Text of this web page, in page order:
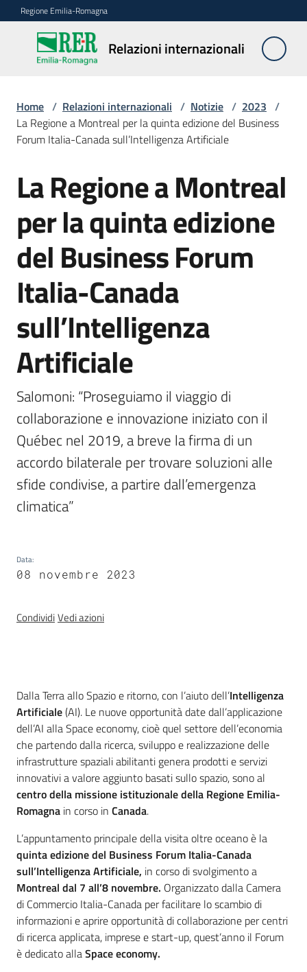
Vai al contenuto
Vai alla navigazione
Vai al footer
Regione Emilia-Romagna
Relazioni internazionali
Relazioni
internazionali
Attività
Bandi
Ambiti
English
Regione
Emilia-
Romagna
Regione
Servizi
Home / Relazioni internazionali / Notizie / 2023 /
La Regione a Montreal per la quinta edizione del Business
Forum Italia-Canada sull’Intelligenza Artificiale
Salta al contenuto
La Regione a Montreal
per la quinta edizione
del Business Forum
Italia-Canada
sull’Intelligenza
Artificiale
Salomoni: “Proseguiamo il viaggio di
collaborazione e innovazione iniziato con il
Québec nel 2019, a breve la firma di un
accordo bilaterale per trovare soluzioni alle
sfide condivise, a partire dall’emergenza
climatica”
Data:
08 novembre 2023
CondividiVedi azioni
Introduzione
Dalla Terra allo Spazio e ritorno, con l’aiuto dell’Intelligenza
Artificiale(AI). Le nuove opportunità date dall’applicazione
dell’AI alla Space economy, cioè quel settore dell’economia
che partendo dalla ricerca, sviluppo e realizzazione delle
infrastrutture spaziali abilitanti genera prodotti e servizi
innovativi a valore aggiunto basati sullo spazio, sono al
centro della missione istituzionale della Regione Emilia-
Romagna in corso in Canada.
L’appuntamento principale della visita oltre oceano è la
quinta edizione del Business Forum Italia-Canada
sull’Intelligenza Artificiale, in corso di svolgimento a
Montreal dal 7 all’8 novembre. Organizzato dalla Camera
di Commercio Italia-Canada per facilitare lo scambio di
informazioni e aprire opportunità di collaborazione per centri
di ricerca applicata, imprese e start-up, quest’anno il Forum
è dedicato allaSpace economy.